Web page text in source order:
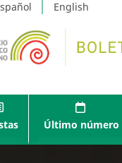
English
Último número